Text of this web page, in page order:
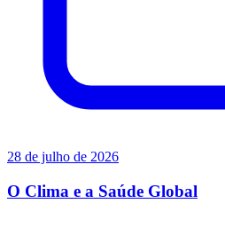
28 de julho de 2026
O Clima e a Saúde Global